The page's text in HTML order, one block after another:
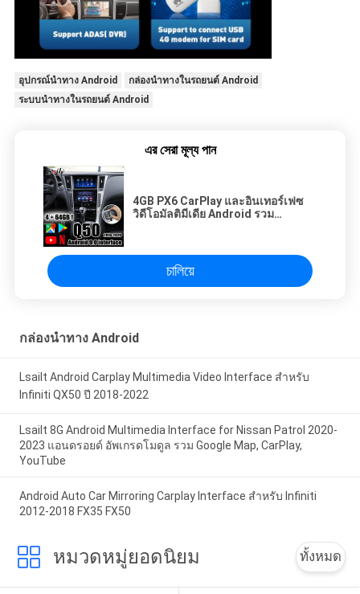
อุปกรณ์นำทาง Android
กล่องนำทางในรถยนต์ Android
ระบบนำทางในรถยนต์ Android
এর সেরা মূল্য পান
4GB PX6 CarPlay และอินเทอร์เฟซ
วิดีโอมัลติมีเดีย Android รวม
চালিয়ে
กล่องนำทาง Android
Lsailt Android Carplay Multimedia Video Interface สำหรับ
Infiniti QX50 ปี 2018-2022
Lsailt 8G Android Multimedia Interface for Nissan Patrol 2020-
2023 แอนดรอยด์ อัพเกรดโมดูล รวม Google Map, CarPlay,
YouTube
Android Auto Car Mirroring Carplay Interface สำหรับ Infiniti
2012-2018 FX35 FX50
หมวดหมู่ยอดนิยม ทั้งหมด